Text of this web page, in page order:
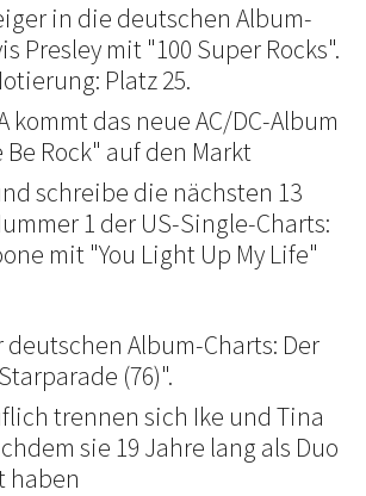
in die deutschen Album-
Presley mit "100 Super Rocks".
Platz 25.
kommt das neue AC/DC-Album
Be Rock" auf den Markt
schreibe die nächsten 13
1 der US-Single-Charts:
mit "You Light Up My Life"
deutschen Album-Charts: Der
(76)".
trennen sich Ike und Tina
sie 19 Jahre lang als Duo
haben